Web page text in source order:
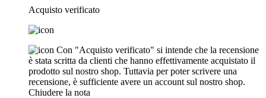
Acquisto verificato
Con "Acquisto verificato" si intende che la recensione
è stata scritta da clienti che hanno effettivamente acquistato il
prodotto sul nostro shop. Tuttavia per poter scrivere una
recensione, è sufficiente avere un account sul nostro shop.
Chiudere la nota